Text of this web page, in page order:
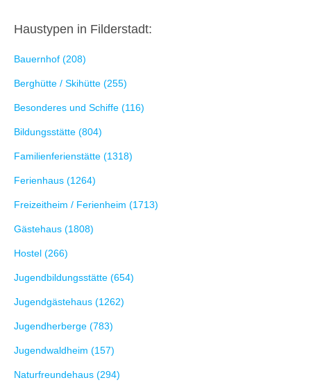
Haustypen in Filderstadt:
Bauernhof (208)
Berghütte / Skihütte (255)
Besonderes und Schiffe (116)
Bildungsstätte (804)
Familienferienstätte (1318)
Ferienhaus (1264)
Freizeitheim / Ferienheim (1713)
Gästehaus (1808)
Hostel (266)
Jugendbildungsstätte (654)
Jugendgästehaus (1262)
Jugendherberge (783)
Jugendwaldheim (157)
Naturfreundehaus (294)